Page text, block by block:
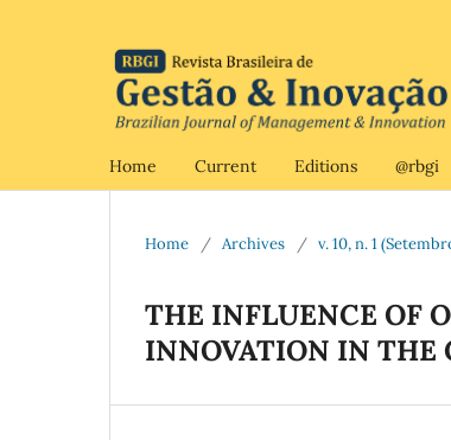
Home Current Editions @rbgi
Home / Archives / v. 10, n. 1
THE INFLUENCE OF
INNOVATION IN THE